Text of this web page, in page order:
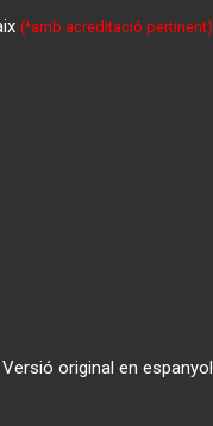
(*amb acreditació pertinent)
Versió original en espanyol